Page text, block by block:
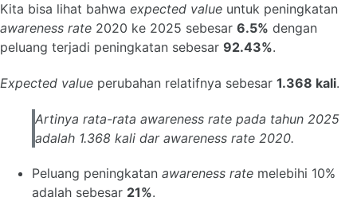
Kita bisa lihat bahwa expected value untuk peningkatan
awareness rate 2020 ke 2025 sebesar 6.5% dengan
peluang terjadi peningkatan sebesar 92.43%.
Expected value perubahan relatifnya sebesar 1.368 kali.
Artinya rata-rata awareness rate pada tahun 2025
adalah 1.368 kali dar awareness rate 2020.
Peluang peningkatan awareness rate melebihi 10%
adalah sebesar 21%.